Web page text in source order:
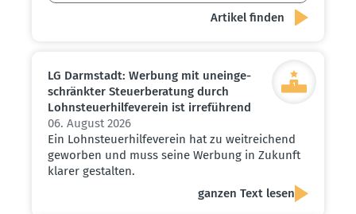
LG Darmstadt: Werbung mit unein­ge­
schränkter Steuer­be­ratung durch
Lohnsteu­er­hil­fe­verein ist irreführend
06. August 2026
Ein Lohnsteuerhilfeverein hat zu weitreichend
geworben und muss seine Werbung in Zukunft
klarer gestalten.
ganzen Text lesen